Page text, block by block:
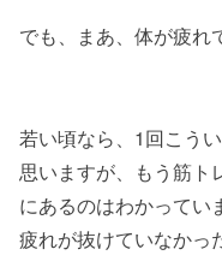
でも、まあ、体が疲れ
若い頃なら、1回こう
思いますが、もう筋ト
にあるのはわかってい
疲れが抜けていなかっ